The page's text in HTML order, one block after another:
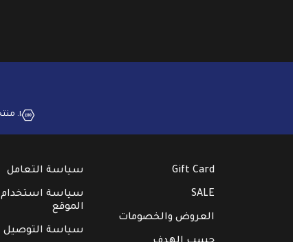
١. منتجات بجودة عالية
Gift Card
SALE
العروض والخصومات
سياسة التعامل
سياسة استخدام
الموقع
سياسة التوصيل